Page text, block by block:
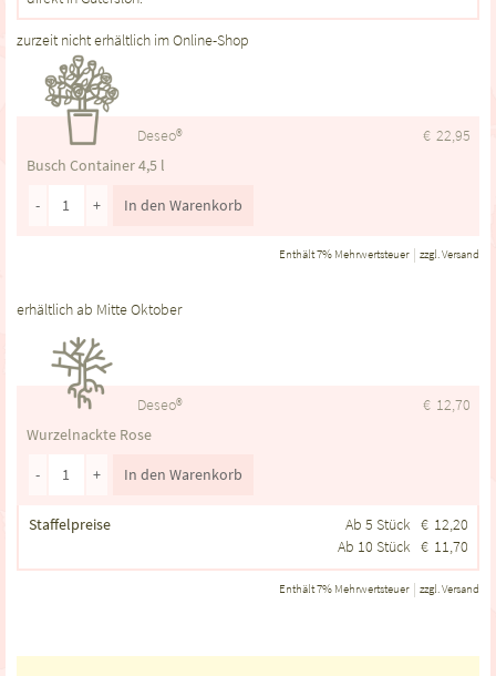
zurzeit nicht erhältlich im Online-Shop
Deseo® € 22,95
Busch Container 4,5 l
- + In den Warenkorb
Enthält 7% Mehrwertsteuer zzgl.Versand
erhältlich ab Mitte Oktober
Deseo® € 12,70
Wurzelnackte Rose
- + In den Warenkorb
Staffelpreise Ab 5 Stück € 12,20
Ab 10 Stück € 11,70
Enthält 7% Mehrwertsteuer zzgl.Versand